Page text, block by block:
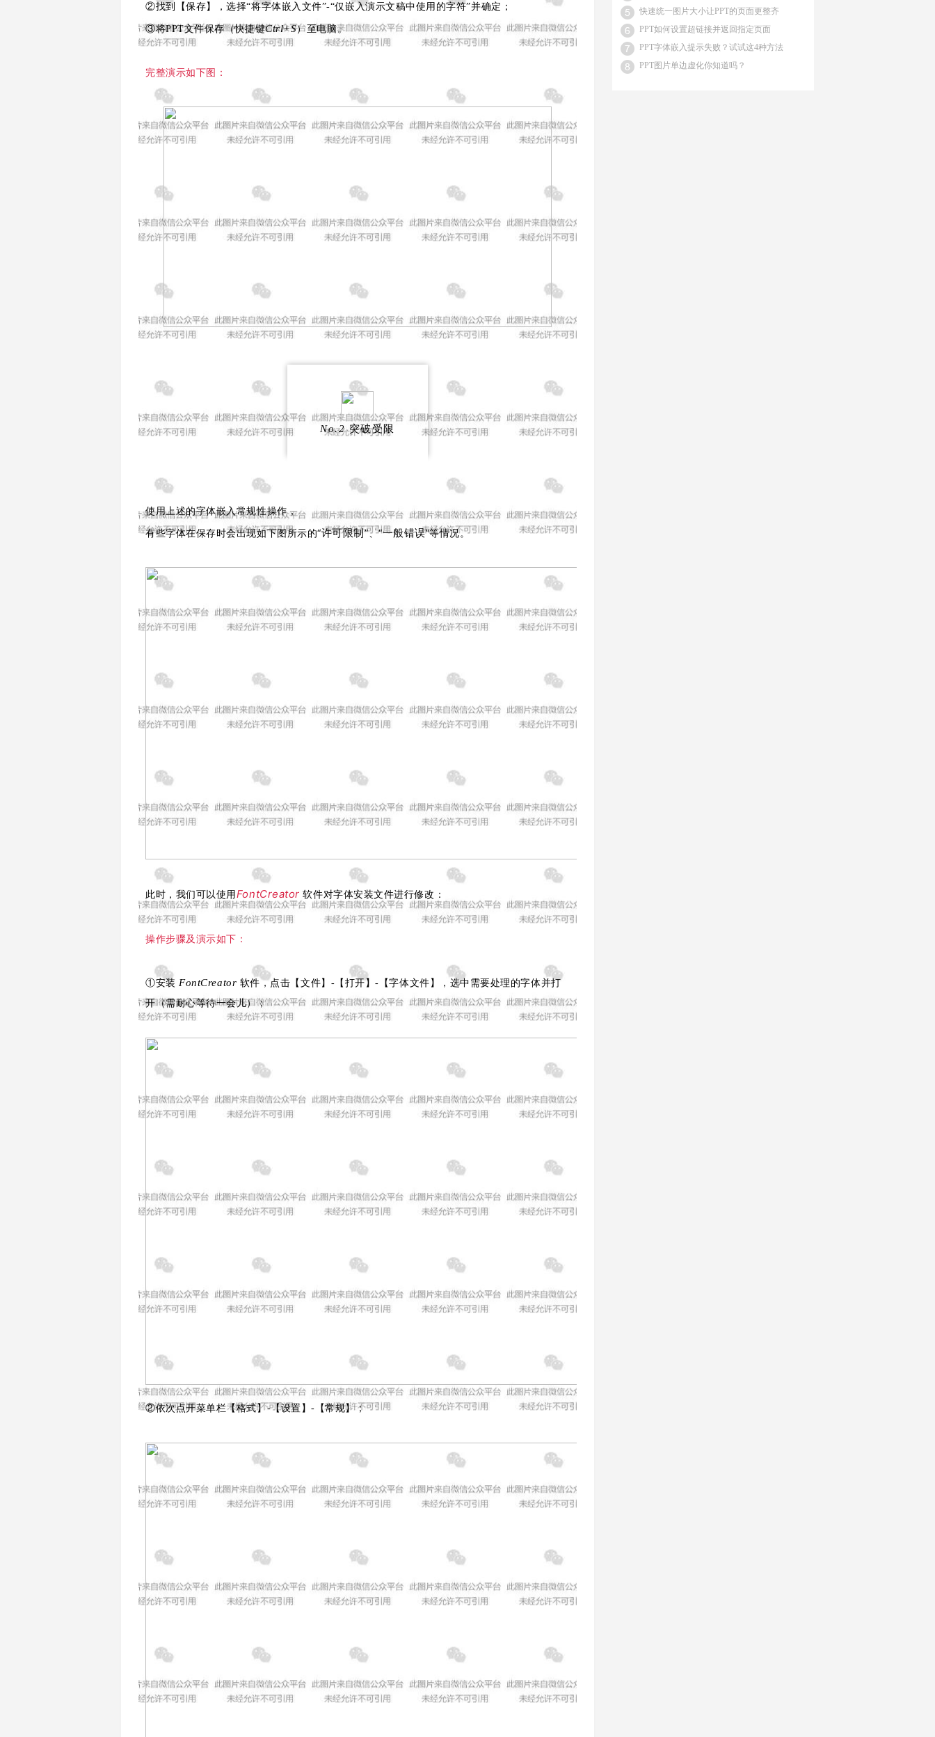
②找到【保存】，选择“将字体嵌入文件”-“仅嵌入演示文稿中使用的字符”并确定；
③将PPT文件保存（快捷键Ctrl+S）至电脑。
完整演示如下图：
No.2突破受限
使用上述的字体嵌入常规性操作，
有些字体在保存时会出现如下图所示的“许可限制”、“一般错误”等情况。
此时，我们可以使用FontCreator软件对字体安装文件进行修改：
操作步骤及演示如下：
①安装 FontCreator 软件，点击【文件】-【打开】-【字体文件】，选中需要处理的字体并打
开（需耐心等待一会儿）；
②依次点开菜单栏【格式】-【设置】-【常规】；
快速统一图片大小让PPT的页面更整齐
PPT如何设置超链接并返回指定页面
PPT字体嵌入提示失败？试试这4种方法
PPT图片单边虚化你知道吗？